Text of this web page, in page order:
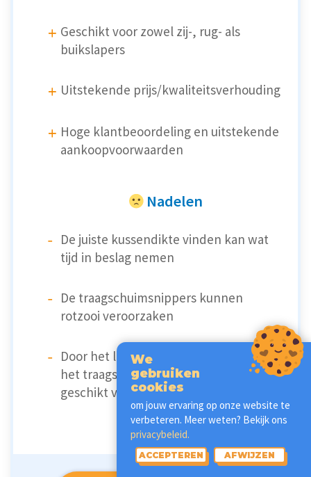
Geschikt voor zowel zij-, rug- als
buikslapers
Uitstekende prijs/kwaliteitsverhouding
Hoge klantbeoordeling en uitstekende
aankoopvoorwaarden
Nadelen
De juiste kussendikte vinden kan wat
tijd in beslag nemen
De traagschuimsnippers kunnen
rotzooi veroorzaken
Door het lichaamsvormende effect van
het traagschuim is de Cloudpillo minder
geschikt voor beweeglijke slapers
We
gebruiken
cookies
om jouw ervaring op onze website te
verbeteren. Meer weten? Bekijk ons
privacybeleid.
ACCEPTEREN AFWIJZEN